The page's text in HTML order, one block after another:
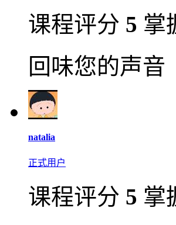
课程评分 5 掌
回味您的声音
natalia
正式用户
课程评分 5 掌